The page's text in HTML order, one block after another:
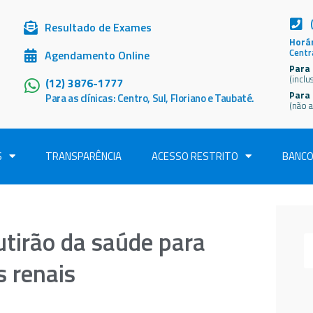
Resultado de Exames
Agendamento Online
(12) 3876-1777
Para as clínicas: Centro, Sul, Floriano e Taubaté.
Para
(não
TRANSPARÊNCIA ACESSO RESTRITO
da saúde para
renais